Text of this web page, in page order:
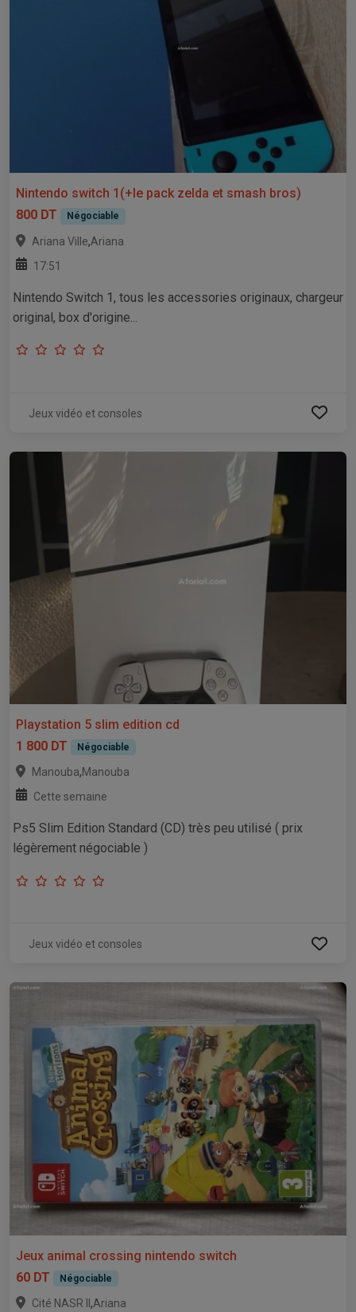
Nintendo switch 1(+le pack zelda et smash bros)
800 DT
Négociable
Ariana Ville,Ariana
17:51
Nintendo Switch 1, tous les accessories originaux, chargeur
original, box d'origine...
Jeux vidéo et consoles
Playstation 5 slim edition cd
1 800 DT
Négociable
Manouba,Manouba
Cette semaine
Ps5 Slim Edition Standard (CD) très peu utilisé ( prix
légèrement négociable )
Jeux vidéo et consoles
Jeux animal crossing nintendo switch
60 DT
Négociable
Cité NASR II ,Ariana